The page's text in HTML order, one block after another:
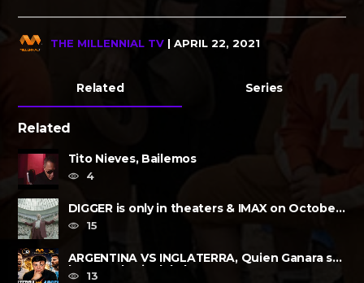
THE MILLENNIAL TV | APRIL 22, 2021
Related Series
Related
Tito Nieves, Bailemos
4
DIGGER is only in theaters & IMAX on October
2, 2026
15
ARGENTINA VS INGLATERRA, Quien Ganara su
lugar?, a la Final de la FIFA......
13